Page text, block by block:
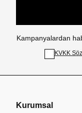
Kampanyalardan
KVKK
Kurumsal